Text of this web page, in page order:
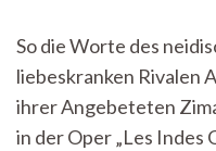
So die Worte des
liebeskranken Rivalen
ihrer Angebeteten
in der Oper „Les Indes